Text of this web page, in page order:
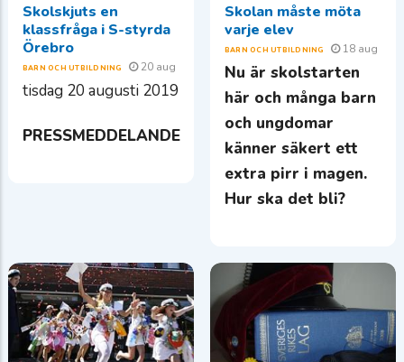
Skolskjuts en
klassfråga i S-styrda
Örebro
BARN OCH UTBILDNING 20 aug
tisdag 20 augusti 2019
PRESSMEDDELANDE
Skolan måste möta
varje elev
BARN OCH UTBILDNING 18 aug
Nu är skolstarten
här och många barn
och ungdomar
känner säkert ett
extra pirr i magen.
Hur ska det bli?